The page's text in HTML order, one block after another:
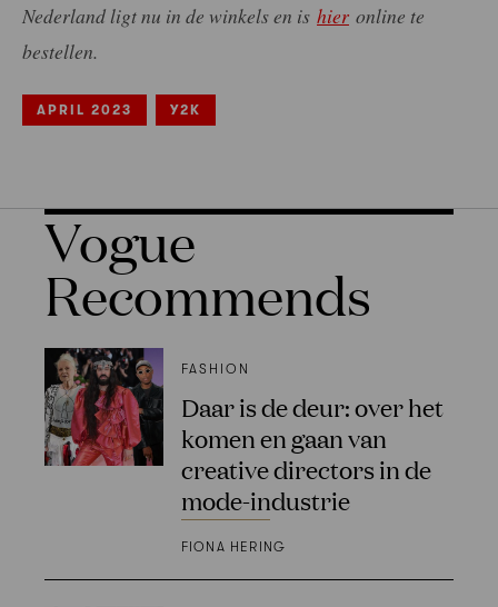
Nederland ligt nu in de winkels en is hier online te
bestellen.
APRIL 2023 Y2K
Vogue
Recommends
FASHION
Daar is de deur: over het
komen en gaan van
creative directors in de
mode-industrie
FIONA HERING